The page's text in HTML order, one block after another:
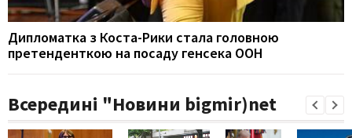
Дипломатка з Коста-Рики стала головною
претенденткою на посаду генсека ООН
Всередині "Новини bigmir)net